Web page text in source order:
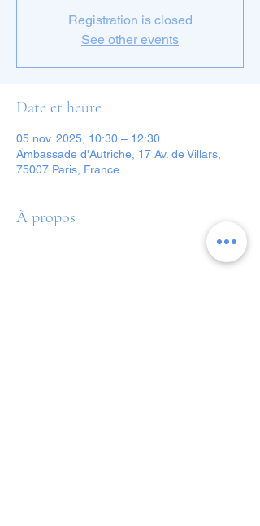
Registration is closed
See other events
Date et heure
05 nov. 2025, 10:30 – 12:30
Ambassade d'Autriche, 17 Av. de Villars,
75007 Paris, France
À propos